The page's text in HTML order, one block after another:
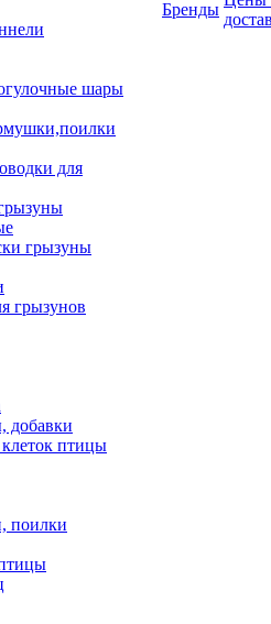
шары
для
грызуны
грызунов
добавки
птицы
поилки
Бренды